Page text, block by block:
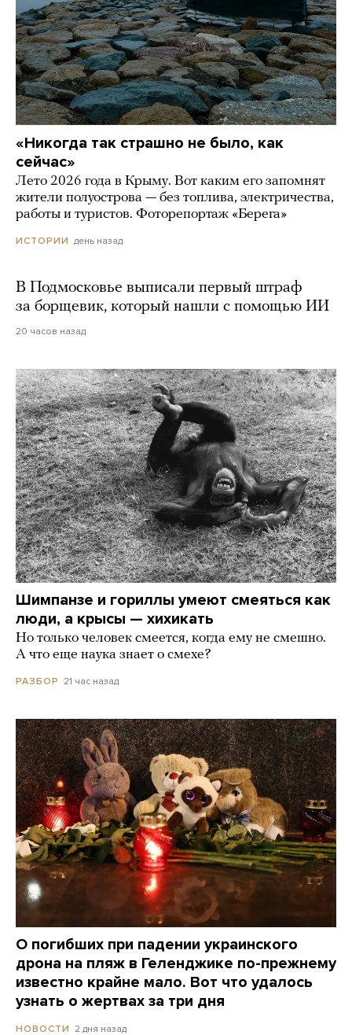
«Никогда так страшно не было, как
сейчас»
Лето 2026 года в Крыму. Вот каким его запомнят
жители полуострова — без топлива, электричества,
работы и туристов. Фоторепортаж «Берега»
ИСТОРИИ день назад
В Подмосковье выписали первый штраф
за борщевик, который нашли с помощью ИИ
20 часов назад
Шимпанзе и гориллы умеют смеяться как
люди, а крысы — хихикать
Но только человек смеется, когда ему не смешно.
А что еще наука знает о смехе?
РАЗБОР 21 час назад
О погибших при падении украинского
дрона на пляж в Геленджике по-прежнему
известно крайне мало. Вот что удалось
узнать о жертвах за три дня
НОВОСТИ 2 дня назад